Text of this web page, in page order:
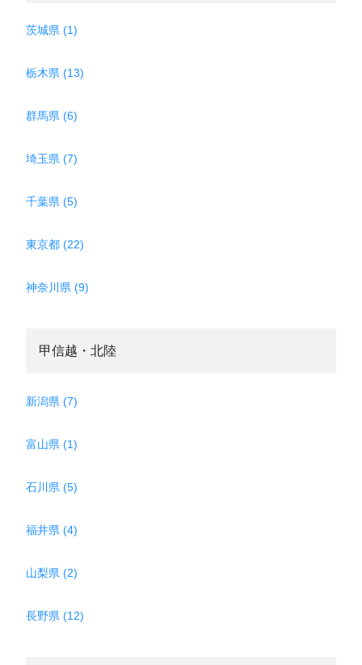
茨城県 (1)
栃木県 (13)
群馬県 (6)
埼玉県 (7)
千葉県 (5)
東京都 (22)
神奈川県 (9)
甲信越・北陸
新潟県 (7)
富山県 (1)
石川県 (5)
福井県 (4)
山梨県 (2)
長野県 (12)